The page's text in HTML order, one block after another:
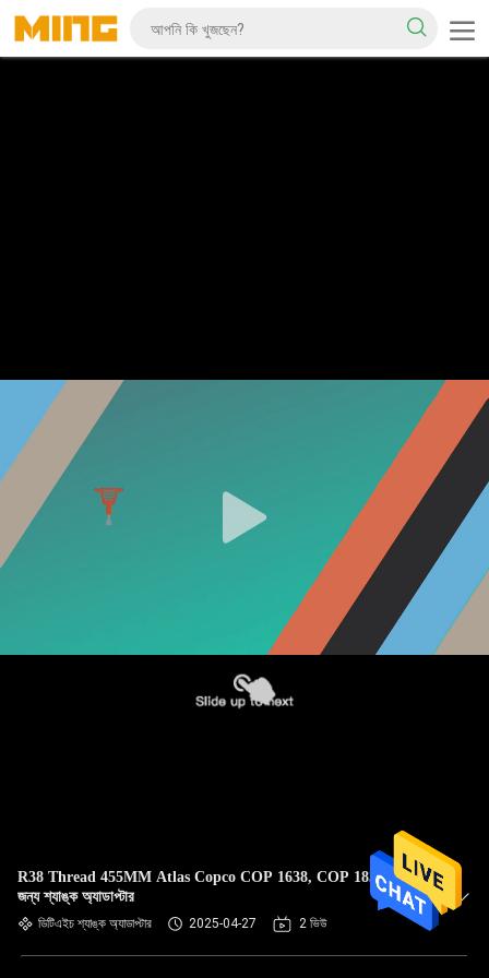
R38 Thread 455MM Atlas Copco COP 1638, COP 1838 খনির
জন্য শ্যাঙ্ক অ্যাডাপ্টার
ডিটিএইচ শ্যাঙ্ক অ্যাডাপ্টার 2025-04-27 2 ভিউ